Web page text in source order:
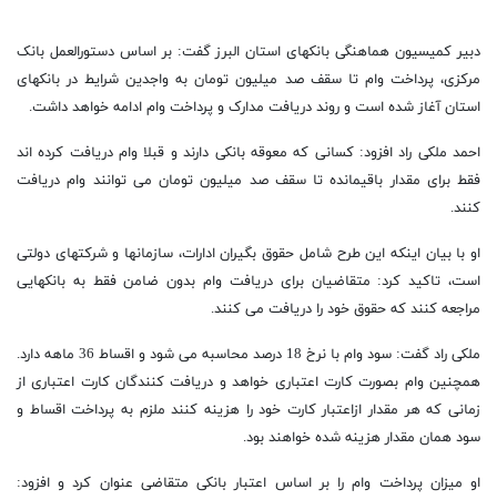
دبیر کمیسیون هماهنگی بانکهای استان البرز گفت: بر اساس دستورالعمل بانک
مرکزی، پرداخت وام تا سقف صد میلیون تومان به واجدین شرایط در بانکهای
استان آغاز شده است و روند دریافت مدارک و پرداخت وام ادامه خواهد داشت.
احمد ملکی راد افزود: کسانی که معوقه بانکی دارند و قبلا وام دریافت کرده اند
فقط برای مقدار باقیمانده تا سقف صد میلیون تومان می توانند وام دریافت
کنند.
او با بیان اینکه این طرح شامل حقوق بگیران ادارات، سازمانها و شرکتهای دولتی
است، تاکید کرد: متقاضیان برای دریافت وام بدون ضامن فقط به بانکهایی
مراجعه کنند که حقوق خود را دریافت می کنند.
ملکی راد گفت: سود وام با نرخ 18 درصد محاسبه می شود و اقساط 36 ماهه دارد.
همچنین وام بصورت کارت اعتباری خواهد و دریافت کنندگان کارت اعتباری از
زمانی که هر مقدار ازاعتبار کارت خود را هزینه کنند ملزم به پرداخت اقساط و
سود همان مقدار هزینه شده خواهند بود.
او میزان پرداخت وام را بر اساس اعتبار بانکی متقاضی عنوان کرد و افزود: